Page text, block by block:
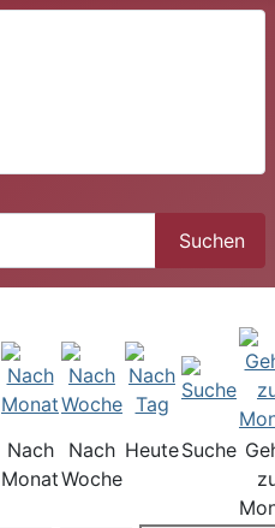
Suchen
Nach
Monat
Nach
Woche
HeuteSuche